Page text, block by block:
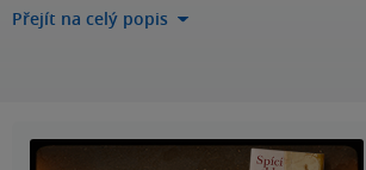
Přejít na celý popis